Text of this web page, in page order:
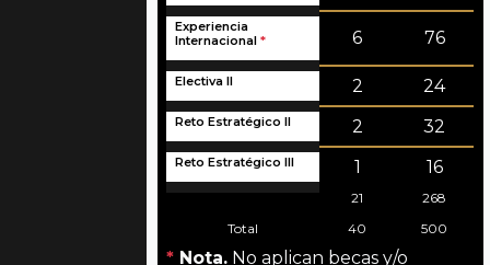
Experiencia
Internacional* 6 76
Electiva II 2 24
Reto Estratégico II 2 32
Reto Estratégico III 1 16
21
268
Total
40 500
*Nota.No aplican becas y/o